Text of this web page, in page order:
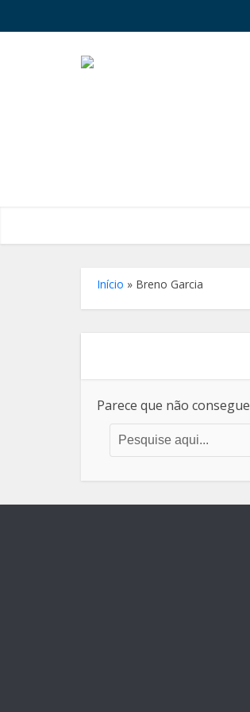
Início » Breno Garcia
Parece que não